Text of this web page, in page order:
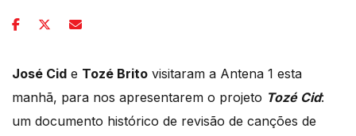
José Cid e Tozé Brito visitaram a Antena 1 esta
manhã, para nos apresentarem o projeto Tozé Cid:
um documento histórico de revisão de canções de